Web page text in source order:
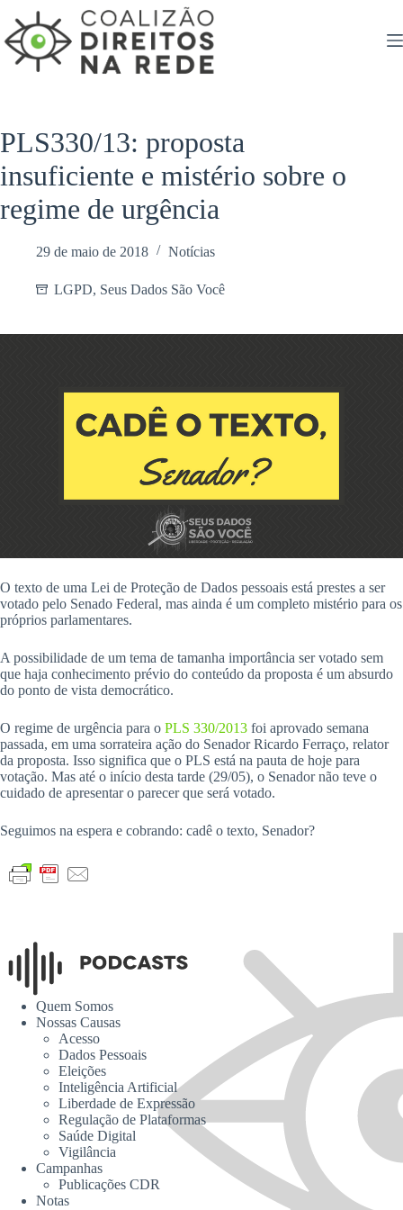
para
o
conteúdo
PLS330/13: proposta
insuficiente e mistério sobre o
regime de urgência
29 de maio de 2018 Notícias
LGPD, Seus Dados São Você
O texto de uma Lei de Proteção de Dados pessoais está prestes a ser
votado pelo Senado Federal, mas ainda é um completo mistério para os
próprios parlamentares.
A possibilidade de um tema de tamanha importância ser votado sem
que haja conhecimento prévio do conteúdo da proposta é um absurdo
do ponto de vista democrático.
O regime de urgência para o PLS 330/2013 foi aprovado semana
passada, em uma sorrateira ação do Senador Ricardo Ferraço, relator
da proposta. Isso significa que o PLS está na pauta de hoje para
votação. Mas até o início desta tarde (29/05), o Senador não teve o
cuidado de apresentar o parecer que será votado.
Seguimos na espera e cobrando: cadê o texto, Senador?
Quem Somos
Nossas Causas
Acesso
Dados Pessoais
Eleições
Inteligência Artificial
Liberdade de Expressão
Regulação de Plataformas
Saúde Digital
Vigilância
Campanhas
Publicações CDR
Notas